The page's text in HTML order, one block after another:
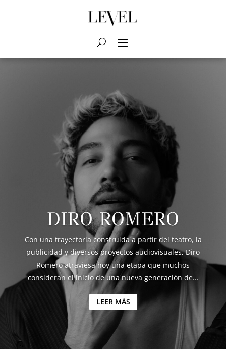
DIRO ROMERO
Con una trayectoria construida a partir del teatro, la
publicidad y diversos proyectos audiovisuales, Diro
Romero atraviesa hoy una etapa que muchos
consideran el inicio de una nueva generación de...
LEER MÁS